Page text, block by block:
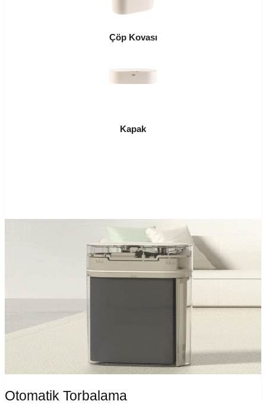
Çöp Kovası
Kapak
Otomatik Torbalama